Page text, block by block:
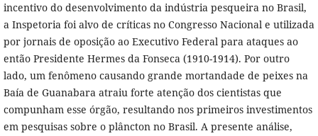
incentivo do desenvolvimento da indústria pesqueira no Brasil,
a Inspetoria foi alvo de críticas no Congresso Nacional e utilizada
por jornais de oposição ao Executivo Federal para ataques ao
então Presidente Hermes da Fonseca (1910-1914). Por outro
lado, um fenômeno causando grande mortandade de peixes na
Baía de Guanabara atraiu forte atenção dos cientistas que
compunham esse órgão, resultando nos primeiros investimentos
em pesquisas sobre o plâncton no Brasil. A presente análise,